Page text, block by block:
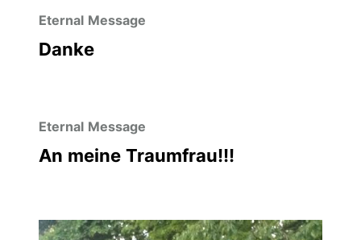
Eternal Message
Danke
Eternal Message
An meine Traumfrau!!!